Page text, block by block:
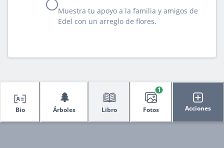
Muestra tu apoyo a la familia y amigos de
Edel con un arreglo de flores.
Bio
🌲
Árboles Libro Fotos
1
Acciones